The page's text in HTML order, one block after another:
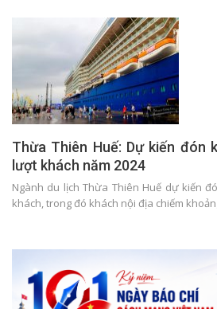
Thừa Thiên Huế: Dự kiến đón
lượt khách năm 2024
Ngành du lịch Thừa Thiên Huế dự kiến
khách, trong đó khách nội địa chiếm